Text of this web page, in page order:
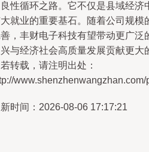
性循环之路。它不仅是县域经济
就业的重要基石。随着公司规模
，丰财电子科技有望带动更广泛
与经济社会高质量发展贡献更大
转载，请注明出处：
www.shenzhenwangzhan.com/
时间：2026-08-06 17:17:21